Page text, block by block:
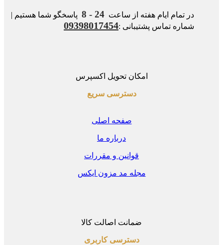
در تمام ایام هفته از ساعت24 - 8
پاسخگو شما هستیم |
شماره تماس پشتیبانی :09398017454
امکان تحویل اکسپرس
دسترسی سریع
صفحه اصلی
درباره ما
قوانین و مقررات
مجله مد مزون ایکس
ضمانت اصالت کالا
دسترسی کاربری